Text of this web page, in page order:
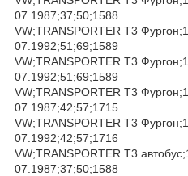
07.1987;37;50;1588
VW;TRANSPORTER T3
07.1992;51;69;1589
VW;TRANSPORTER T3
07.1992;51;69;1589
VW;TRANSPORTER T3
07.1987;42;57;1715
VW;TRANSPORTER T3
07.1992;42;57;1716
VW;TRANSPORTER T3
07.1987;37;50;1588